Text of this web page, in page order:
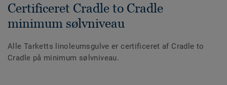
Certificeret Cradle to Cradle
minimum sølvniveau
Alle Tarketts linoleumsgulve er certificeret af Cradle to
Cradle på minimum sølvniveau.